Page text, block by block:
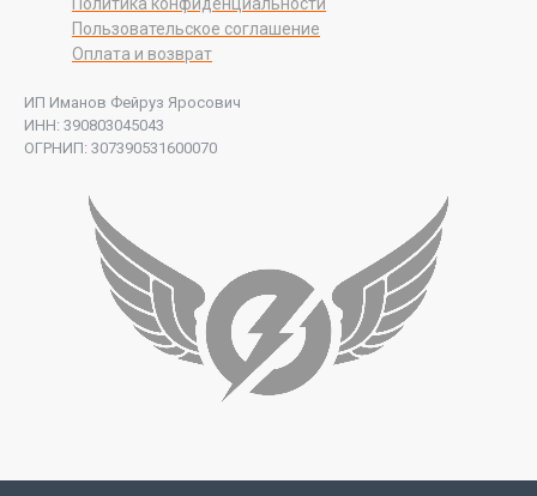
Политика конфиденциальности
Пользовательское соглашение
Оплата и возврат
ИП Иманов Фейруз Яросович
ИНН: 390803045043
ОГРНИП: 307390531600070